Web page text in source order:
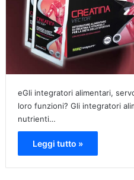
eGli integratori alimentari,
loro funzioni? Gli integratori
nutrienti…
Leggi tutto »